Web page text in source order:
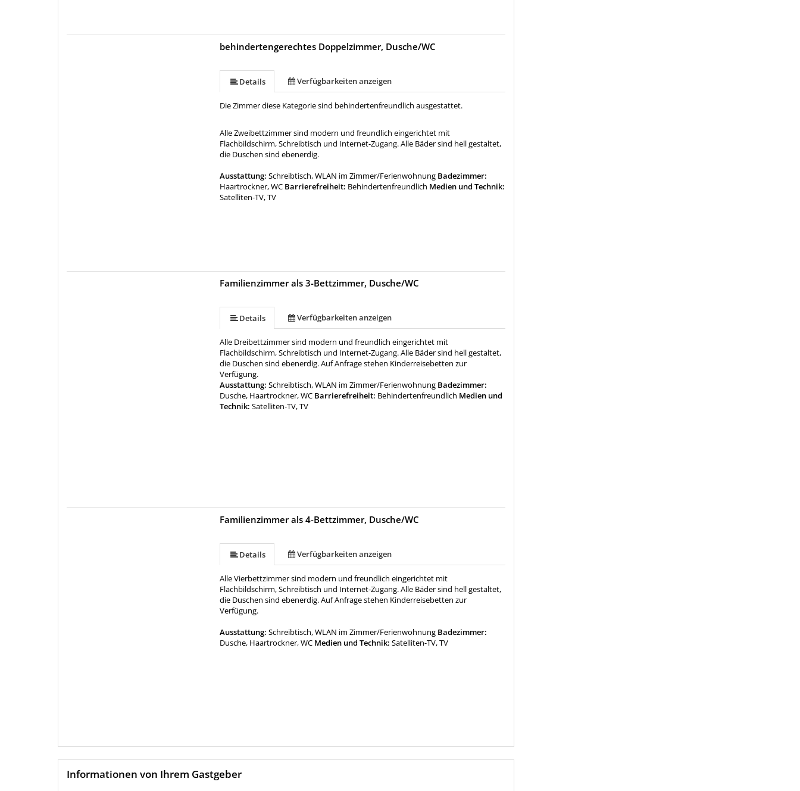
behindertengerechtes Doppelzimmer, Dusche/WC
Details Verfügbarkeiten anzeigen
Die Zimmer diese Kategorie sind behindertenfreundlich ausgestattet.
Alle Zweibettzimmer sind modern und freundlich eingerichtet mit
Flachbildschirm, Schreibtisch und Internet-Zugang. Alle Bäder sind hell gestaltet,
die Duschen sind ebenerdig.
Ausstattung:Schreibtisch, WLAN im Zimmer/Ferienwohnung Badezimmer:
Haartrockner, WC Barrierefreiheit: Behindertenfreundlich Medien und Technik:
Satelliten-TV, TV
Familienzimmer als 3-Bettzimmer, Dusche/WC
Details Verfügbarkeiten anzeigen
Alle Dreibettzimmer sind modern und freundlich eingerichtet mit
Flachbildschirm, Schreibtisch und Internet-Zugang. Alle Bäder sind hell gestaltet,
die Duschen sind ebenerdig. Auf Anfrage stehen Kinderreisebetten zur
Verfügung.
Ausstattung:Schreibtisch, WLAN im Zimmer/Ferienwohnung Badezimmer:
Dusche, Haartrockner, WC Barrierefreiheit: Behindertenfreundlich Medien und
Technik:Satelliten-TV, TV
Familienzimmer als 4-Bettzimmer, Dusche/WC
Details Verfügbarkeiten anzeigen
Alle Vierbettzimmer sind modern und freundlich eingerichtet mit
Flachbildschirm, Schreibtisch und Internet-Zugang. Alle Bäder sind hell gestaltet,
die Duschen sind ebenerdig. Auf Anfrage stehen Kinderreisebetten zur
Verfügung.
Ausstattung:Schreibtisch, WLAN im Zimmer/Ferienwohnung Badezimmer:
Dusche, Haartrockner, WC Medien und Technik:Satelliten-TV, TV
Informationen von Ihrem Gastgeber